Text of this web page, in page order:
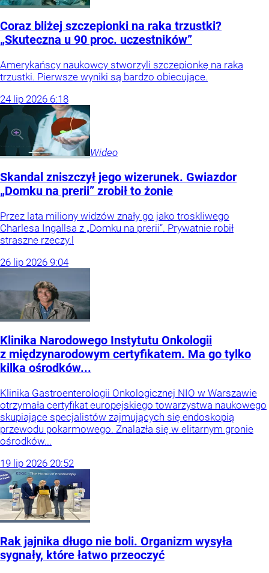
Coraz bliżej szczepionki na raka trzustki?
„Skuteczna u 90 proc. uczestników”
Amerykańscy naukowcy stworzyli szczepionkę na raka
trzustki. Pierwsze wyniki są bardzo obiecujące.
24 lip 2026 6:18
Wideo
Skandal zniszczył jego wizerunek. Gwiazdor
„Domku na prerii” zrobił to żonie
Przez lata miliony widzów znały go jako troskliwego
Charlesa Ingallsa z „Domku na prerii”. Prywatnie robił
straszne rzeczy.l
26 lip 2026 9:04
Klinika Narodowego Instytutu Onkologii
z międzynarodowym certyfikatem. Ma go tylko
kilka ośrodków...
Klinika Gastroenterologii Onkologicznej NIO w Warszawie
otrzymała certyfikat europejskiego towarzystwa naukowego
skupiające specjalistów zajmujących się endoskopią
przewodu pokarmowego. Znalazła się w elitarnym gronie
ośrodków...
19 lip 2026 20:52
Rak jajnika długo nie boli. Organizm wysyła
sygnały, które łatwo przeoczyć